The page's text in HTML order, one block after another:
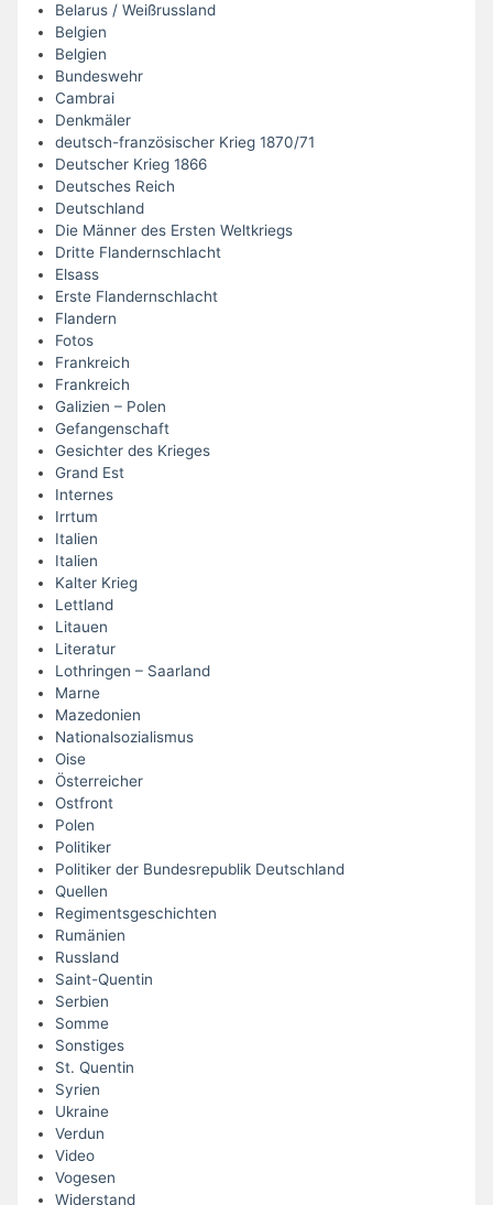
Belarus / Weißrussland
Belgien
Belgien
Bundeswehr
Cambrai
Denkmäler
deutsch-französischer Krieg 1870/71
Deutscher Krieg 1866
Deutsches Reich
Deutschland
Die Männer des Ersten Weltkriegs
Dritte Flandernschlacht
Elsass
Erste Flandernschlacht
Flandern
Fotos
Frankreich
Frankreich
Galizien – Polen
Gefangenschaft
Gesichter des Krieges
Grand Est
Internes
Irrtum
Italien
Italien
Kalter Krieg
Lettland
Litauen
Literatur
Lothringen – Saarland
Marne
Mazedonien
Nationalsozialismus
Oise
Österreicher
Ostfront
Polen
Politiker
Politiker der Bundesrepublik Deutschland
Quellen
Regimentsgeschichten
Rumänien
Russland
Saint-Quentin
Serbien
Somme
Sonstiges
St. Quentin
Syrien
Ukraine
Verdun
Video
Vogesen
Widerstand